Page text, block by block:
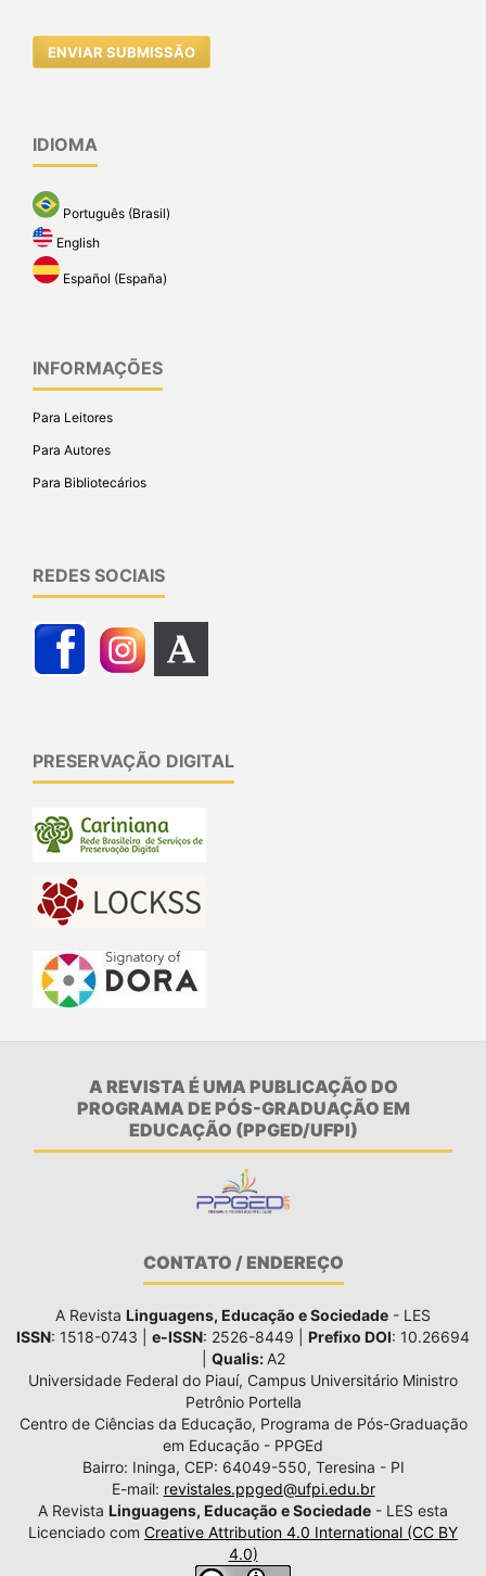
ENVIAR SUBMISSÃO
IDIOMA
Português (Brasil)
English
Español (España)
INFORMAÇÕES
Para Leitores
Para Autores
Para Bibliotecários
REDES SOCIAIS
PRESERVAÇÃO DIGITAL
A REVISTA É UMA PUBLICAÇÃO DO
PROGRAMA DE PÓS-GRADUAÇÃO EM
EDUCAÇÃO (PPGED/UFPI)
CONTATO / ENDEREÇO
A Revista Linguagens, Educação e Sociedade - LES
ISSN: 1518-0743 | e-ISSN: 2526-8449 | Prefixo DOI: 10.26694
Qualis: A2
Universidade Federal do Piauí, Campus Universitário Ministro
Petrônio Portella
Centro de Ciências da Educação, Programa de Pós-Graduação
em Educação - PPGEd
Bairro: Ininga, CEP: 64049-550, Teresina - PI
E-mail: revistales.ppged@ufpi.edu.br
A Revista Linguagens, Educação e Sociedade - LES esta
Licenciado com Creative Attribution 4.0 International (CC BY
4.0)